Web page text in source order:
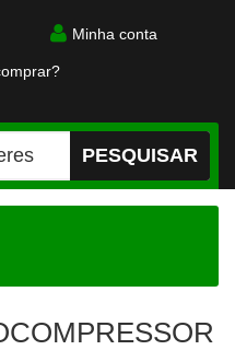
Minha conta
PESQUISAR